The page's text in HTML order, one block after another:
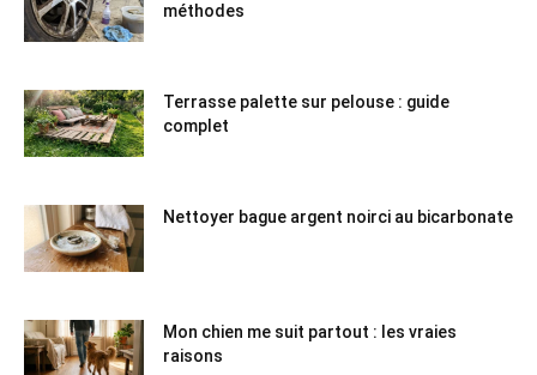
méthodes
Terrasse palette sur pelouse : guide
complet
Nettoyer bague argent noirci au bicarbonate
Mon chien me suit partout : les vraies
raisons